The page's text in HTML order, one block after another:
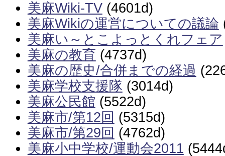
美麻Wiki-TV(4601d)
美麻Wikiの運営についての議論
美麻い～とこよっとくれフェア
美麻の教育 (4737d)
美麻の歴史/合併までの経過
美麻学校支援隊 (3014d)
美麻公民館 (5522d)
美麻市/第12回 (5315d)
美麻市/第29回 (4762d)
美麻小中学校/運動会2011